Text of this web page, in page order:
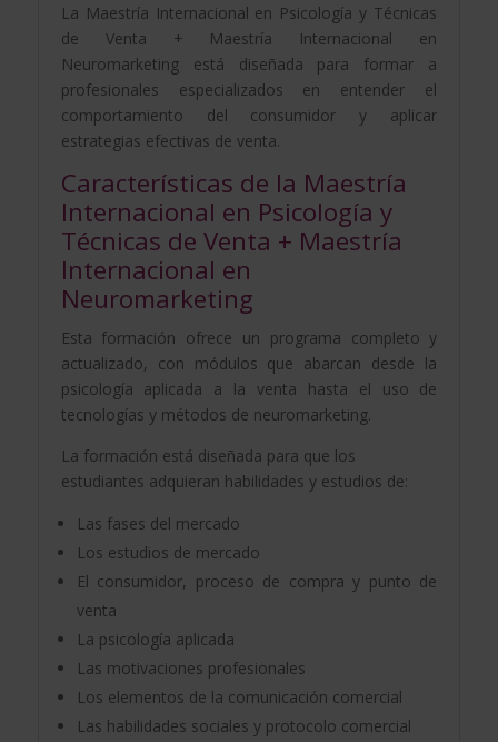
Neuromarketing
cantidad
:
La Maestría Internacional en Psicología y Técnicas
de Venta + Maestría Internacional en
Neuromarketing está diseñada para formar a
profesionales especializados en entender el
comportamiento del consumidor y aplicar
estrategias efectivas de venta.
Características de la Maestría
Internacional en Psicología y
Técnicas de Venta + Maestría
Internacional en
Neuromarketing
Esta formación ofrece un programa completo y
actualizado, con módulos que abarcan desde la
psicología aplicada a la venta hasta el uso de
tecnologías y métodos de neuromarketing.
La formación está diseñada para que los
estudiantes adquieran habilidades y estudios de:
Las fases del mercado
Los estudios de mercado
El consumidor, proceso de compra y punto de
venta
La psicología aplicada
Las motivaciones profesionales
Los elementos de la comunicación comercial
Las habilidades sociales y protocolo comercial